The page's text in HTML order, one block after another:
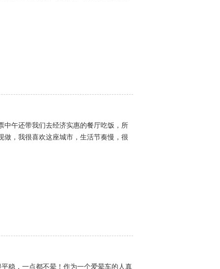
中午还带我们去经济实惠的餐厅吃饭，所
，我很喜欢这座城市，生活节奏慢，很
稳，一点都不晕！作为一个爱晕车的人真